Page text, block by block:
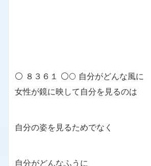
⚪ ８３６１ ⚪🌕 自分がどんな風に
女性が鏡に映して自分を見るのは
自分の姿を見るためでなく
自分がどんなふうに